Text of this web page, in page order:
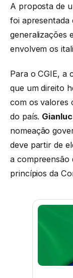
A proposta de
foi apresentada
generalizações
envolvem os
Para o CGIE, a
que um direito
com os valores
do país.
nomeação
deve partir de
a compreensão
princípios da